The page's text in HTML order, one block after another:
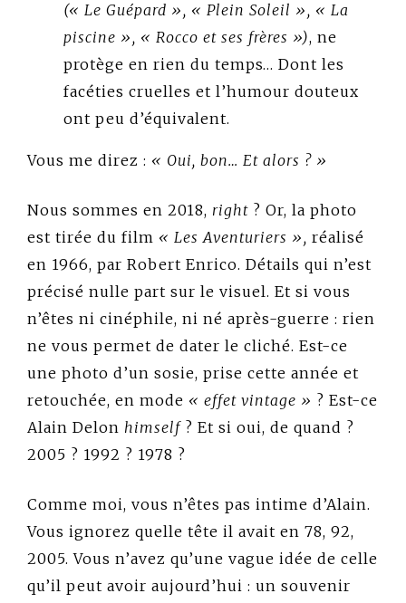
(« Le Guépard », « Plein Soleil », « La
piscine », « Rocco et ses frères »), ne
protège en rien du temps… Dont les
facéties cruelles et l’humour douteux
ont peu d’équivalent.
Vous me direz : « Oui, bon… Et alors ? »
Nous sommes en 2018, right ? Or, la photo
est tirée du film « Les Aventuriers », réalisé
en 1966, par Robert Enrico. Détails qui n’est
précisé nulle part sur le visuel. Et si vous
n’êtes ni cinéphile, ni né après-guerre : rien
ne vous permet de dater le cliché. Est-ce
une photo d’un sosie, prise cette année et
retouchée, en mode « effet vintage » ? Est-ce
Alain Delon himself? Et si oui, de quand ?
2005 ? 1992 ? 1978 ?
Comme moi, vous n’êtes pas intime d’Alain.
Vous ignorez quelle tête il avait en 78, 92,
2005. Vous n’avez qu’une vague idée de celle
qu’il peut avoir aujourd’hui : un souvenir